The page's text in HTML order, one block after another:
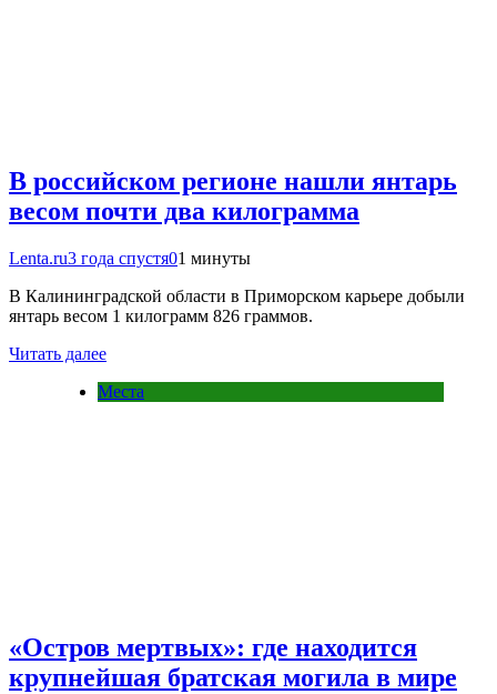
В российском регионе нашли янтарь
весом почти два килограмма
Lenta.ru3 года спустя01 минуты
В Калининградской области в Приморском карьере добыли
янтарь весом 1 килограмм 826 граммов.
Читать далее
Места
«Остров мертвых»: где находится
крупнейшая братская могила в мире